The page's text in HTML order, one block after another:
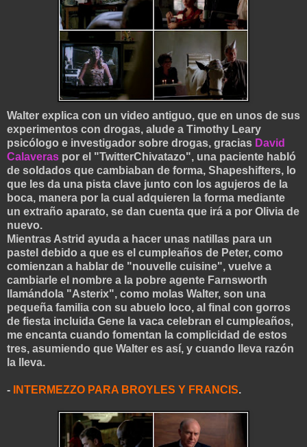
Walter explica con un video antiguo, que en unos de sus
experimentos con drogas, alude a Timothy Leary
psicólogo e investigador sobre drogas, gracias David
Calaveras por el "TwitterChivatazo", una paciente habló
de soldados que cambiaban de forma, Shapeshifters, lo
que les da una pista clave junto con los agujeros de la
boca, manera por la cual adquieren la forma mediante
un extraño aparato, se dan cuenta que irá a por Olivia de
nuevo.
Mientras Astrid ayuda a hacer unas natillas para un
pastel debido a que es el cumpleaños de Peter, como
comienzan a hablar de "nouvelle cuisine", vuelve a
cambiarle el nombre a la pobre agente Farnsworth
llamándola "Asterix", como molas Walter, son una
pequeña familia con su abuelo loco, al final con gorros
de fiesta incluida Gene la vaca celebran el cumpleaños,
me encanta cuando fomentan la comp licidad de estos
tres, asumiendo que Walter es así, y cuando lleva razón
la lleva.
- INTERMEZZO PARA BROYLES Y FRANCIS.